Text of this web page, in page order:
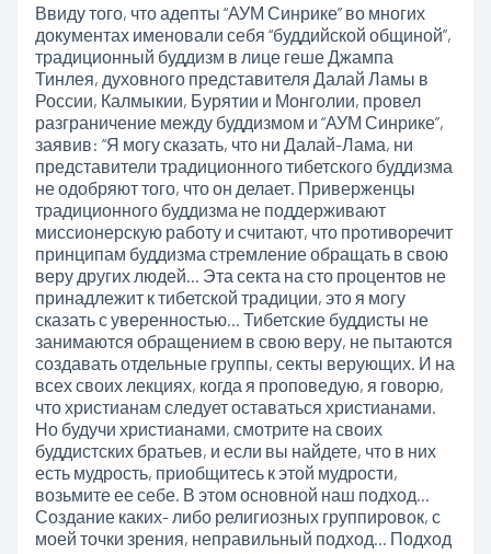
Ввиду того, что адепты “АУМ Синрике” во многих
документах именовали себя “буддийской общиной”,
традиционный буддизм в лице геше Джампа
Тинлея, духовного представителя Далай Ламы в
России, Калмыкии, Бурятии и Монголии, провел
разграничение между буддизмом и “АУМ Синрике”,
заявив: “Я могу сказать, что ни Далай-Лама, ни
представители традиционного тибетского буддизма
не одобряют того, что он делает. Приверженцы
традиционного буддизма не поддерживают
миссионерскую работу и считают, что противоречит
принципам буддизма стремление обращать в свою
веру других людей… Эта секта на сто процентов не
принадлежит к тибетской традиции, это я могу
сказать с уверенностью… Тибетские буддисты не
занимаются обращением в свою веру, не пытаются
создавать отдельные группы, секты верующих. И на
всех своих лекциях, когда я проповедую, я говорю,
что христианам следует оставаться христианами.
Но будучи христианами, смотрите на своих
буддистских братьев, и если вы найдете, что в них
есть мудрость, приобщитесь к этой мудрости,
возьмите ее себе. В этом основной наш подход…
Создание каких- либо религиозных группировок, с
моей точки зрения, неправильный подход… Подход